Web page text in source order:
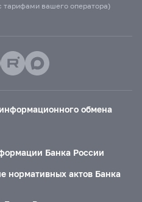
тарифами вашего оператора)
обмена
Банка России
нормативных актов Банка